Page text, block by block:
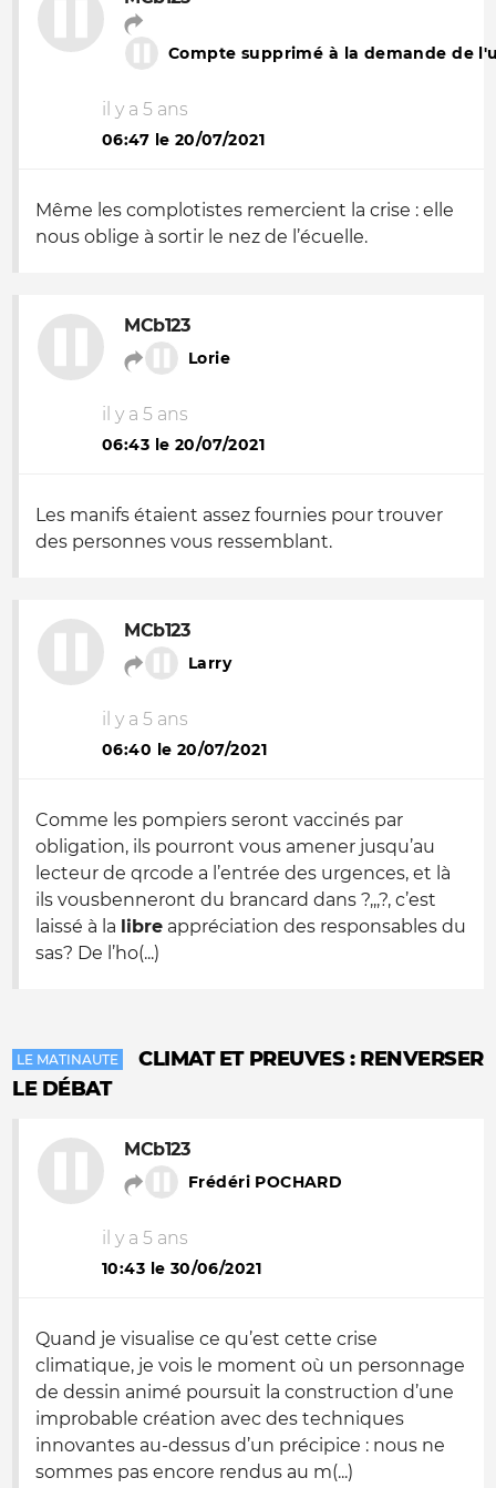
Compte supprimé à la demande de
il y a 5 ans
06:47 le 20/07/2021
Même les complotistes remercient la crise : elle
nous oblige à sortir le nez de l’écuelle.
MCb123
Lorie
il y a 5 ans
06:43 le 20/07/2021
Les manifs étaient assez fournies pour trouver
des personnes vous ressemblant.
MCb123
Larry
il y a 5 ans
06:40 le 20/07/2021
Comme les pompiers seront vaccinés par
obligation, ils pourront vous amener jusqu’au
lecteur de qrcode a l’entrée des urgences, et là
ils vousbenneront du brancard dans ?,,,?, c’est
laissé à la libre appréciation des responsables du
sas? De l’ho(...)
LE MATINAUTE
CLIMAT ET PREUVES : RENVERSER
LE DÉBAT
MCb123
Frédéri POCHARD
il y a 5 ans
10:43 le 30/06/2021
Quand je visualise ce qu’est cette crise
climatique, je vois le moment où un personnage
de dessin animé poursuit la construction d’une
improbable création avec des techniques
innovantes au-dessus d’un précipice : nous ne
sommes pas encore rendus au m(...)